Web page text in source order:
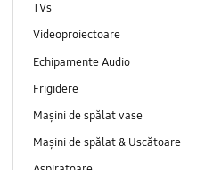
TVs
Videoproiectoare
Echipamente Audio
Frigidere
Mașini de spălat vase
Mașini de spălat & Uscătoare